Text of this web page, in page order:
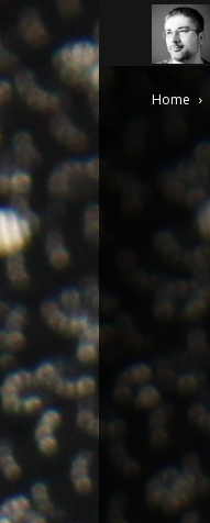
Home